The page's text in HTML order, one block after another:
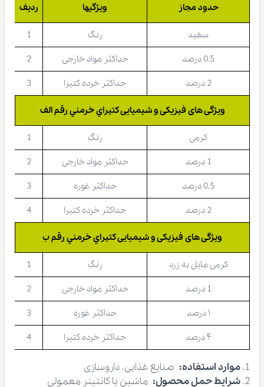
حدود مجاز ویژگیها ردیف
سفید رنگ 1
0.5 درصد حداکثر مواد خارجی 2
2 درصد حداکثر خرده کتیرا 3
ویژگی های فیزیکی و شیمیایی كتيراي خرمني رقم الف
کرمی رنگ 1
1 درصد حداکثر مواد خارجی 2
0.5 درصد حداکثر غوره 3
2 درصد حداکثر خرده کتیرا 4
ویژگی های فیزیکی و شیمیایی كتيراي خرمني رقم ب
کرمی مایل به زرد رنگ 1
1 درصد حداکثر مواد خارجی 2
۱ درصد حداکثر غوره 3
۴ درصد حداکثر خرده کتیرا 4
موارد استفاده: صنایع غذایی، داروسازی
شرایط حمل محصول: ماشین یا کانتینر معمولی